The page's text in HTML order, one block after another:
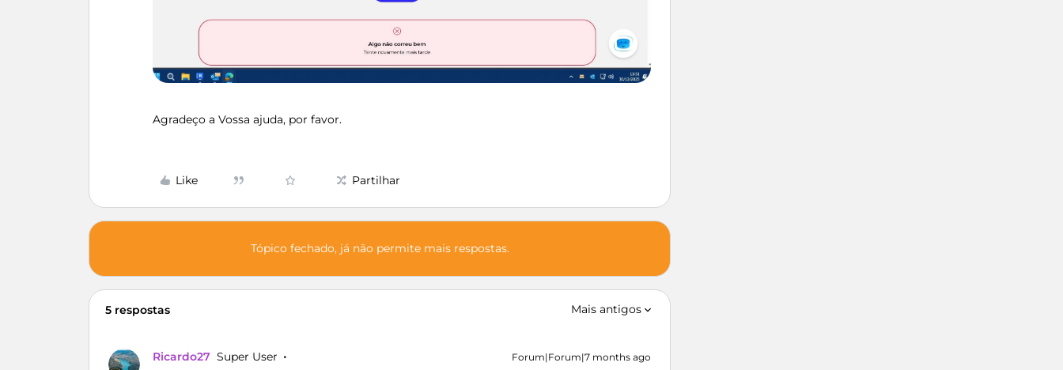
Agradeço a Vossa ajuda, por favor.
Like Partilhar
Tópico fechado, já não permite mais respostas.
5 respostas Mais antigos
Ricardo27 Super User Forum|Forum|7 months ago